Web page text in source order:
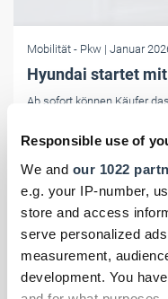
Responsible use of
We and our 1022
e.g. your IP-number,
store and access
serve personalized
measurement,
development. You
Mobilität - Pkw | Januar
Hyundai startet
Ab sofort können Käufer